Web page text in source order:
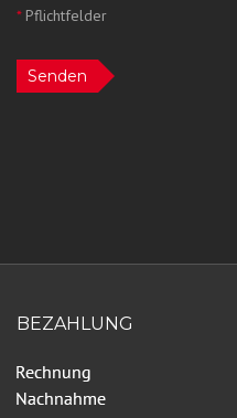
*Pflichtfelder
Senden
BEZAHLUNG